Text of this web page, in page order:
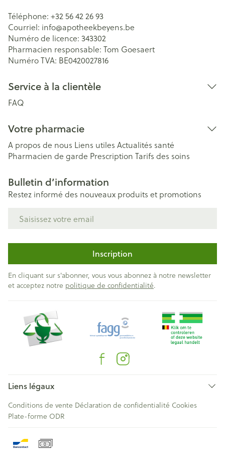
Téléphone: +32 56 42 26 93
Courriel: info@apotheekbeyens.be
Numéro de licence: 343302
Pharmacien responsable: Tom Goesaert
Numéro TVA: BE0420027816
Service à la clientèle
FAQ
Votre pharmacie
A propos de nous Liens utiles Actualités santé
Pharmacien de garde Prescription Tarifs des soins
Bulletin d’information
Restez informé des nouveaux produits et promotions
Inscription
En cliquant sur s'abonner, vous vous abonnez à notre newsletter
et acceptez notre politique de confidentialité.
Liens légaux
Conditions de vente Déclaration de confidentialité Cookies
Plate-forme ODR